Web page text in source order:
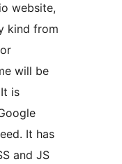
website,
kind from
will be
is
It has
and JS